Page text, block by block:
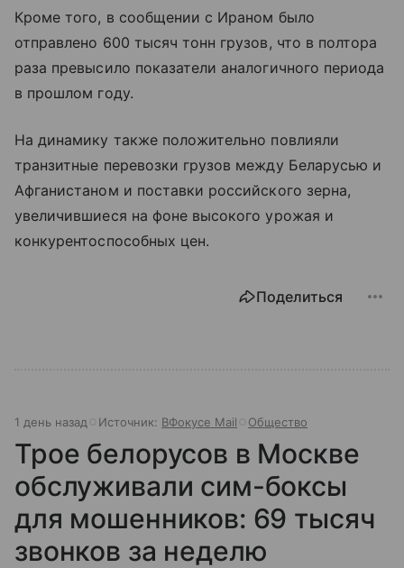
Кроме того, в сообщении с Ираном было
отправлено 600 тысяч тонн грузов, что в полтора
раза превысило показатели аналогичного периода
в прошлом году.
На динамику также положительно повлияли
транзитные перевозки грузов между Беларусью и
Афганистаном и поставки российского зерна,
увеличившиеся на фоне высокого урожая и
конкурентоспособных цен.
Поделиться
1 день назад Источник: ВФокусе Mail Общество
Трое белорусов в Москве
обслуживали сим-боксы
для мошенников: 69 тысяч
звонков за неделю